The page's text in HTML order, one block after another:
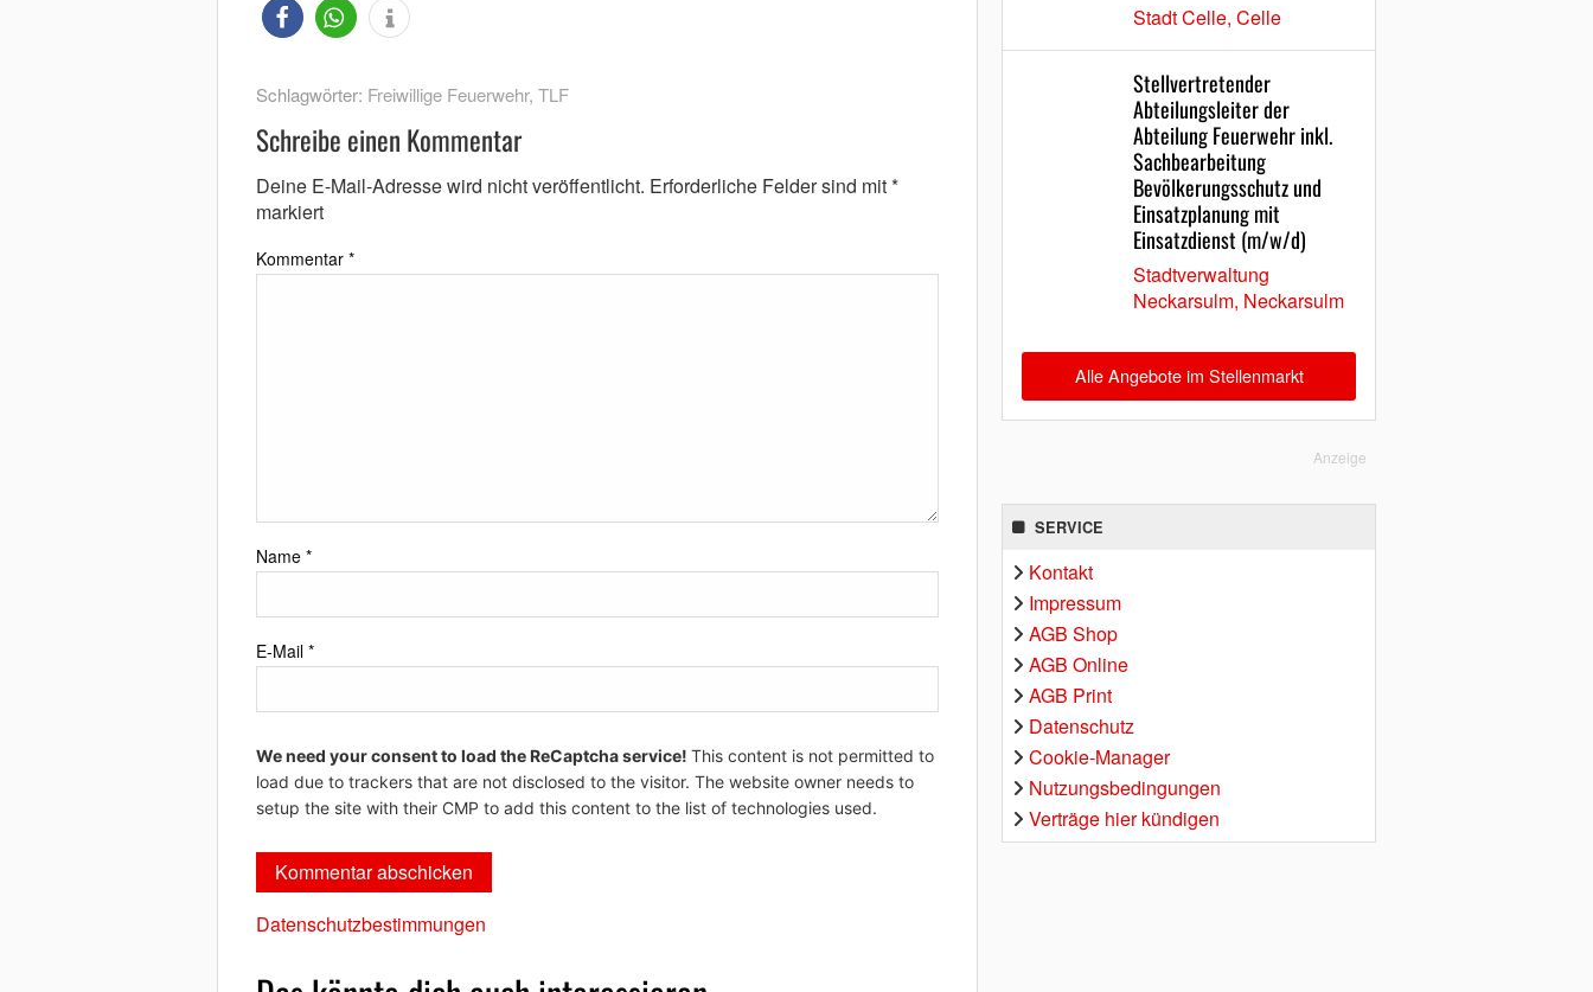
Schlagwörter: Freiwillige Feuerwehr, TLF
Schreibe einen Kommentar
Deine E-Mail-Adresse wird nicht veröffentlicht. Erforderliche Felder sind mit*
markiert
Kommentar *
Name *
E-Mail *
We need your consent to load the ReCaptcha service! This content is not permitted to
load due to trackers that are not disclosed to the visitor. The website owner needs to
setup the site with their CMP to add this content to the list of technologies used.
Datenschutzbestimmungen
Stadt Celle, Celle
Stellvertretender
Abteilungsleiter der
Abteilung Feuerwehr inkl.
Sachbearbeitung
Bevölkerungsschutz und
Einsatzplanung mit
Einsatzdienst (m/w/d)
Stadtverwaltung
Neckarsulm, Neckarsulm
Alle Angebote im Stellenmarkt
Anzeige
SERVICE
Kontakt
Impressum
AGB Shop
AGB Online
AGB Print
Datenschutz
Cookie-Manager
Nutzungsbedingungen
Verträge hier kündigen